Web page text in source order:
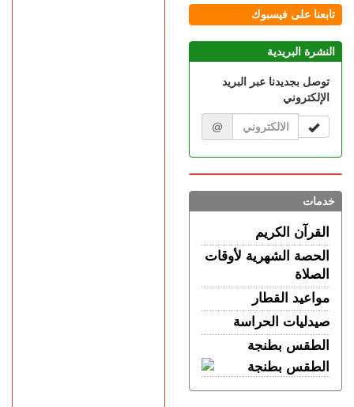
منزل أسرة ببئر الشفاء..
والعائلة تطلب الإنصاف
الأربعاء 05 غشت | 15:13
طنجة المتوسط.. إحباط محاولة
لتهريب 350 كيلوغراما من
مخدر الشيرا
تابعنا على فيسبوك
النشرة البريدية
توصل بجديدنا عبر البريد
الإلكتروني
@
خدمات
القرآن الكريم
الحصة الشهرية لأوقات
الصلاة
مواعيد القطار
صيدليات الحراسة
الطقس بطنجة